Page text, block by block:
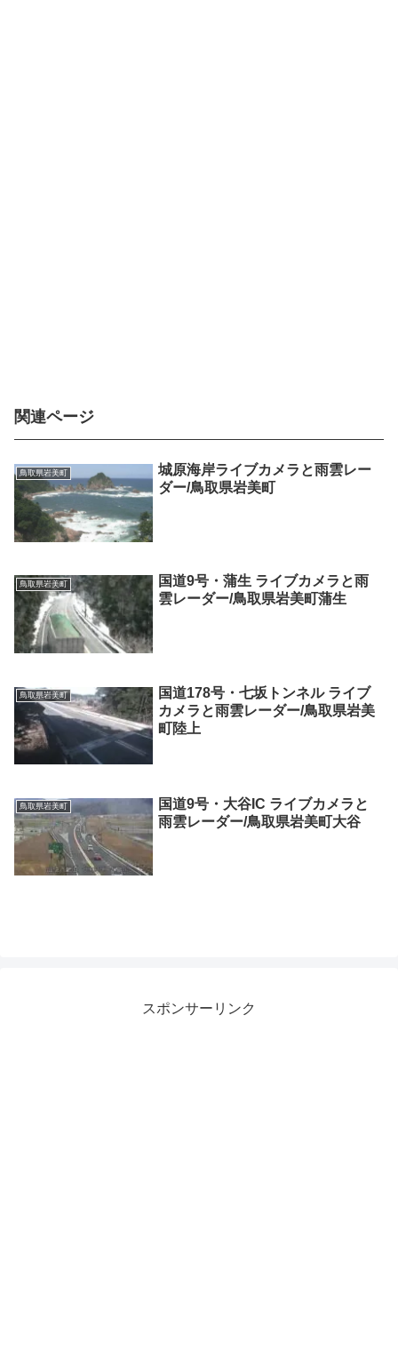
関連ページ
鳥取県岩美町
城原海岸ライブカメラと雨雲レー
ダー/鳥取県岩美町
鳥取県岩美町
国道9号・蒲生 ライブカメラと雨
雲レーダー/鳥取県岩美町蒲生
鳥取県岩美町
国道178号・七坂トンネル ライブ
カメラと雨雲レーダー/鳥取県岩美
町陸上
鳥取県岩美町
国道9号・大谷IC ライブカメラと
雨雲レーダー/鳥取県岩美町大谷
スポンサーリンク